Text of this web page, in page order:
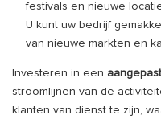
festivals en nieuwe
U kunt uw bedrijf
van nieuwe markten en
Investeren in een
stroomlijnen van de
klanten van dienst te zijn,